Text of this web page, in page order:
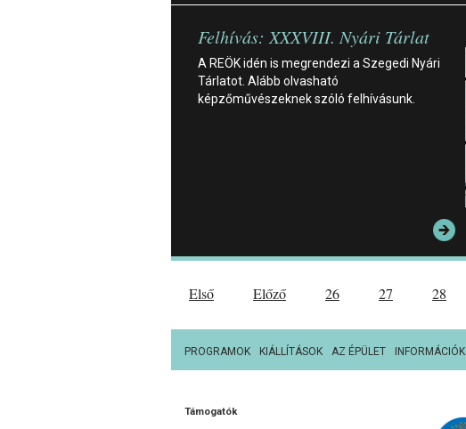
Felhívás: XXXVIII. Nyári Tárlat
A REÖK idén is megrendezi a Szegedi Nyári
Tárlatot. Alább olvasható
képzőművészeknek szóló felhívásunk.
Első Előző 26 27 28
PROGRAMOK KIÁLLÍTÁSOK AZ ÉPÜLET INFORMÁCIÓK
Támogatók